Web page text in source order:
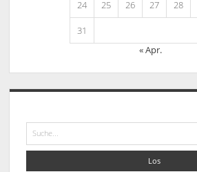
24 25 26 27 28
31
« Apr.
Suche